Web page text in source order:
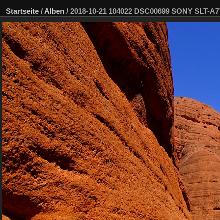
Startseite / Alben / 2018-10-21 104022 DSC00699 SONY SLT-